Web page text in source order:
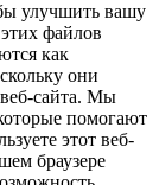
улучшить вашу
файлов
как
они
сайта. Мы
помогают
этот веб-
браузере